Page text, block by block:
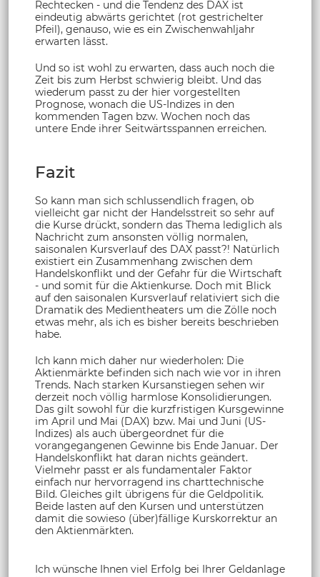
Rechtecken - und die Tendenz des DAX ist
eindeutig abwärts gerichtet (rot gestrichelter
Pfeil), genauso, wie es ein Zwischenwahljahr
erwarten lässt.
Und so ist wohl zu erwarten, dass auch noch die
Zeit bis zum Herbst schwierig bleibt. Und das
wiederum passt zu der hier vorgestellten
Prognose, wonach die US-Indizes in den
kommenden Tagen bzw. Wochen noch das
untere Ende ihrer Seitwärtsspannen erreichen.
Fazit
So kann man sich schlussendlich fragen, ob
vielleicht gar nicht der Handelsstreit so sehr auf
die Kurse drückt, sondern das Thema lediglich als
Nachricht zum ansonsten völlig normalen,
saisonalen Kursverlauf des DAX passt?! Natürlich
existiert ein Zusammenhang zwischen dem
Handelskonflikt und der Gefahr für die Wirtschaft
- und somit für die Aktienkurse. Doch mit Blick
auf den saisonalen Kursverlauf relativiert sich die
Dramatik des Medientheaters um die Zölle noch
etwas mehr, als ich es bisher bereits beschrieben
habe.
Ich kann mich daher nur wiederholen: Die
Aktienmärkte befinden sich nach wie vor in ihren
Trends. Nach starken Kursanstiegen sehen wir
derzeit noch völlig harmlose Konsolidierungen.
Das gilt sowohl für die kurzfristigen Kursgewinne
im April und Mai (DAX) bzw. Mai und Juni (US-
Indizes) als auch übergeordnet für die
vorangegangenen Gewinne bis Ende Januar. Der
Handelskonflikt hat daran nichts geändert.
Vielmehr passt er als fundamentaler Faktor
einfach nur hervorragend ins charttechnische
Bild. Gleiches gilt übrigens für die Geldpolitik.
Beide lasten auf den Kursen und unterstützen
damit die sowieso (über)fällige Kurskorrektur an
den Aktienmärkten.
Ich wünsche Ihnen viel Erfolg bei Ihrer Geldanlage